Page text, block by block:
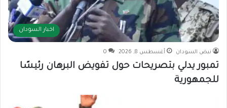
اخبار السودان
نبض السودان أغسطس 8, 2026 0
تمبور يدلي بتصريحات حول تفويض البرهان رئيسًا
للجمهورية